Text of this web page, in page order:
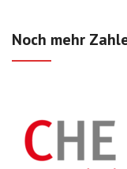
Noch mehr